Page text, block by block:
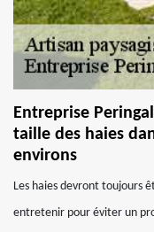
Entreprise
taille des haies
environs
Les haies devront toujours
entretenir pour éviter un